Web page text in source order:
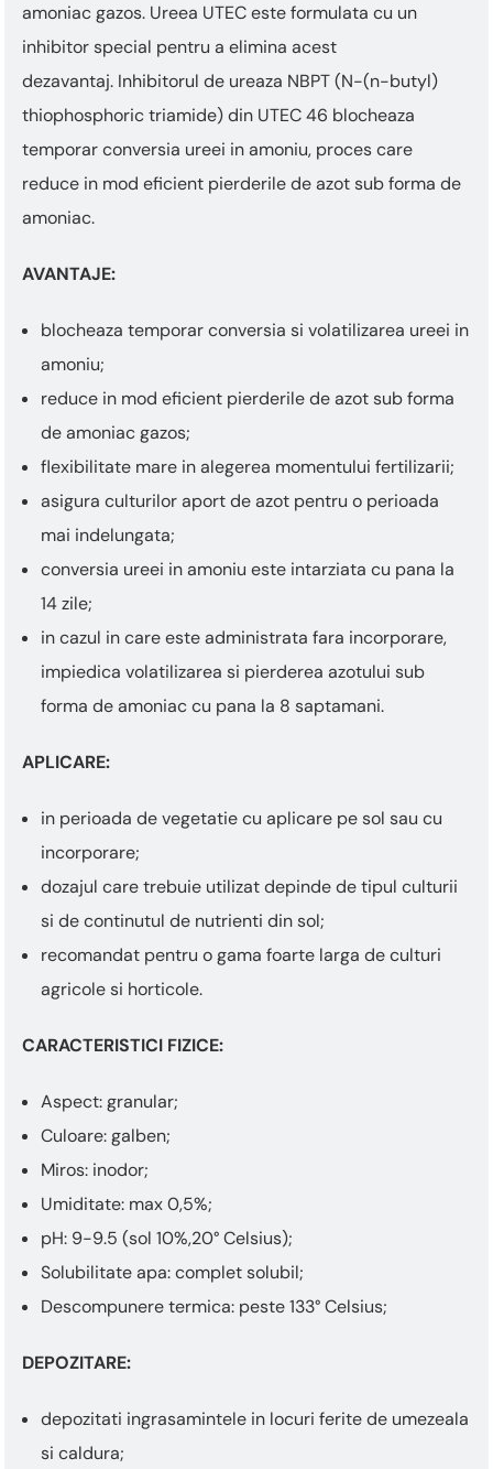
amoniac gazos. Ureea UTEC este formulata cu un
inhibitor special pentru a elimina acest
dezavantaj. Inhibitorul de ureaza NBPT (N-(n-butyl)
thiophosphoric triamide) din UTEC 46 blocheaza
temporar conversia ureei in amoniu, proces care
reduce in mod eficient pierderile de azot sub forma de
amoniac.
AVANTAJE:
blocheaza temporar conversia si volatilizarea ureei in
amoniu;
reduce in mod eficient pierderile de azot sub forma
de amoniac gazos;
flexibilitate mare in alegerea momentului fertilizarii;
asigura culturilor aport de azot pentru o perioada
mai indelungata;
conversia ureei in amoniu este intarziata cu pana la
14 zile;
in cazul in care este administrata fara incorporare,
impiedica volatilizarea si pierderea azotului sub
forma de amoniac cu pana la 8 saptamani.
APLICARE:
in perioada de vegetatie cu aplicare pe sol sau cu
incorporare;
dozajul care trebuie utilizat depinde de tipul culturii
si de continutul de nutrienti din sol;
recomandat pentru o gama foarte larga de culturi
agricole si horticole.
CARACTERISTICI FIZICE:
Aspect: granular;
Culoare: galben;
Miros: inodor;
Umiditate: max 0,5%;
pH: 9-9.5 (sol 10%,20° Celsius);
Solubilitate apa: complet solubil;
Descompunere termica: peste 133° Celsius;
DEPOZITARE:
depozitati ingrasamintele in locuri ferite de umezeala
si caldura;